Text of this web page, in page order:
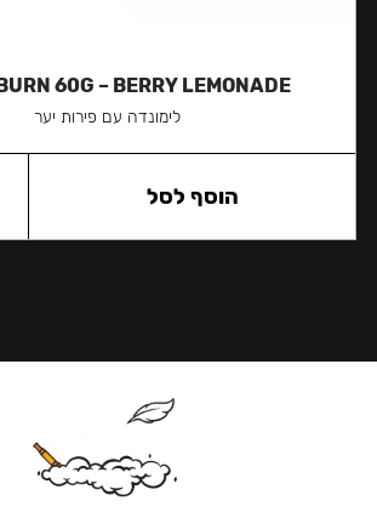
60G – BERRY LEMONADE
לימונדה עם פירות יער
הוסף לסל